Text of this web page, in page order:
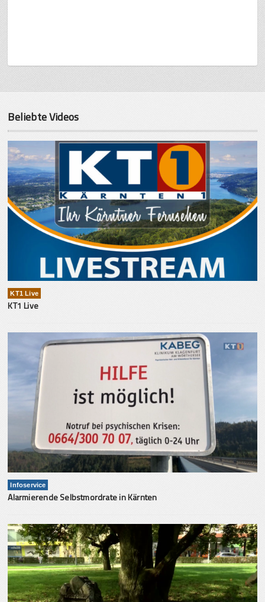
Beliebte Videos
KT1 Live
KT1 Live
Infoservice
Alarmierende Selbstmordrate in Kärnten